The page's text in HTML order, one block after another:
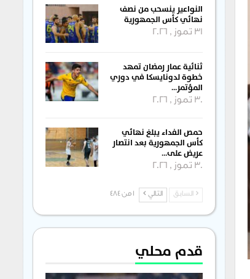
النواعير ينسحب من نصف
نهائي كأس الجمهورية
31 تموز , 2026
ثنائية عمار رمضان تمهد
خطوة لدونايسكا في دوري
المؤتمر…
30 تموز , 2026
حمص الفداء يبلغ نهائي
كأس الجمهورية بعد انتصار
عريض على…
30 تموز , 2026
السابق التالي 1 من 484
قدم محلي